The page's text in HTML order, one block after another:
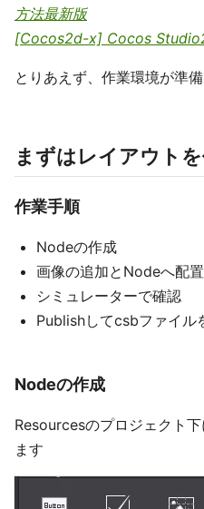
方法最新版
[Cocos2d-x] Cocos
とりあえず、作業環境が準
まずはレイアウト
作業手順
Nodeの作成
画像の追加とNodeへ配置
シミュレーターで確認
Publishしてcsbファイル
Nodeの作成
Resourcesのプロジェクト
ます